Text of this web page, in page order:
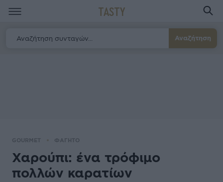
TASTY
Αναζήτηση
GOURMET ΦΑΓΗΤΟ
Χαρούπι: ένα τρόφιμο
πολλών καρατίων